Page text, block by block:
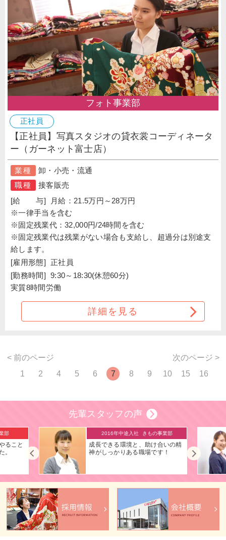
フォト事業部
正社員
【正社員】写真スタジオの貸衣裳コーディネータ
ー（ガーネット富士店）
業種
卸・小売・流通
職種
接客販売
[給 与]
月給：21.5万円～28万円
※一律手当を含む
※固定残業代：32,000円/24時間を含む
※固定残業代は残業がない場合も支給し、超過分は別途支
給します。
[雇用形態]
正社員
[勤務時間] 9:30～18:30(休憩60分)
実質8時間労働
詳細を見る
< 前のページ
次のページ >
1
2 4 5 6 7 8 9 10 15 16
先輩スタッフの声
業部
いの精
！
2016年入社 フォト事業部
接客を通じて、人を思いやること
ができるようになりました。